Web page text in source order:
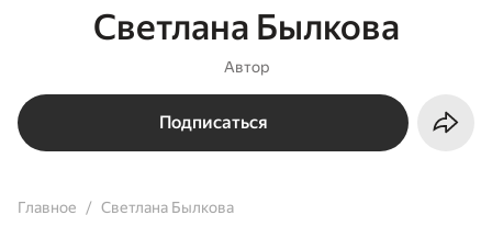
Светлана Былкова
Автор
Подписаться
Главное Светлана Былкова